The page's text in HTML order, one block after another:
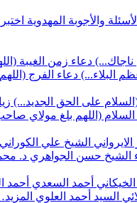
الأسئلة والأجوبة المهدوية
دعاء زمن الغيبة
البلاء...) دعاء الفرج
على الحق الجديد...)
السلام (اللهم بلغ مولاي
الشيخ علي الكوراني
الشيخ حسن الجواهري د.
أحمد السعدي أحمد
السيد أحمد العلوي